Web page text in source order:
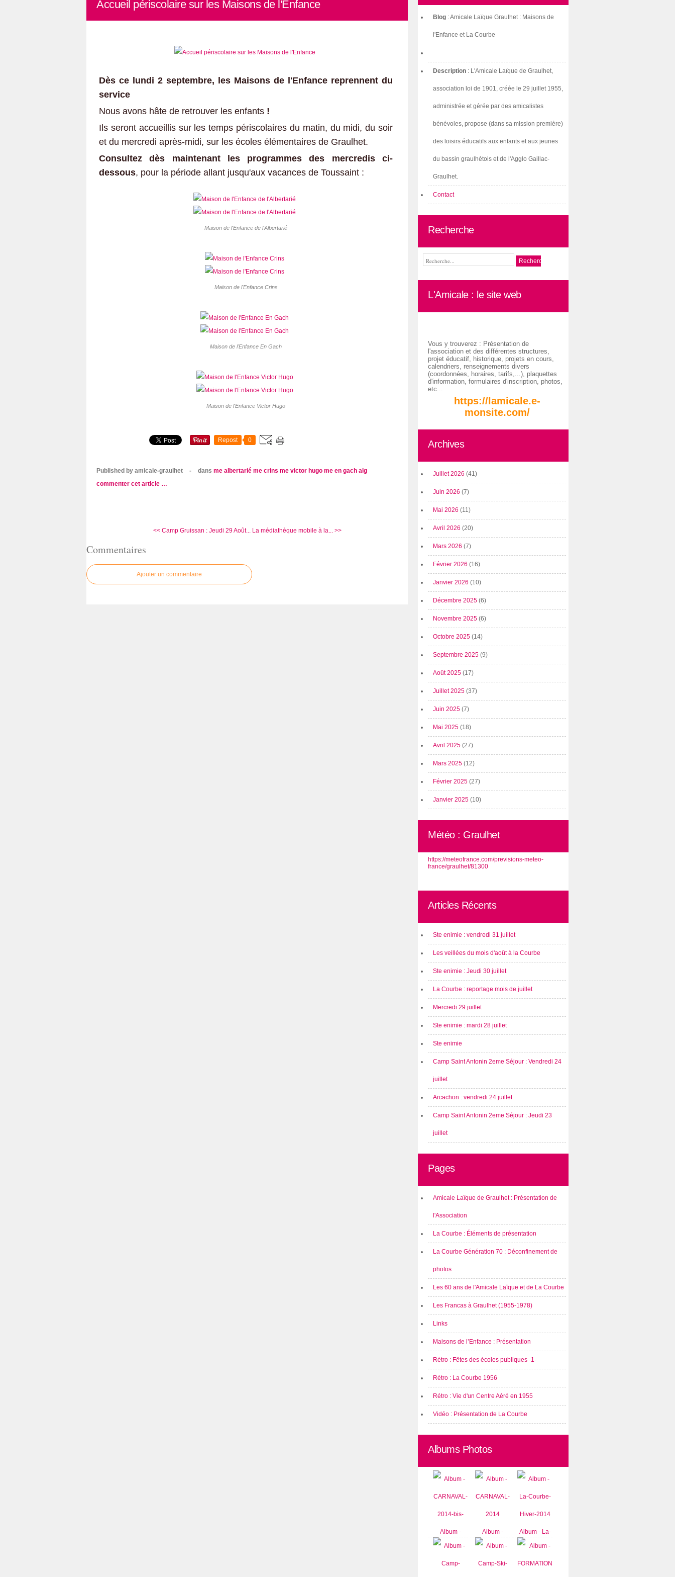
Accueil périscolaire sur les Maisons de l'Enfance
Dès ce lundi 2 septembre, les Maisons de l'Enfance reprennent du
service
Nous avons hâte de retrouver les enfants !
Ils seront accueillis sur les temps périscolaires du matin, du midi, du soir
et du mercredi après-midi, sur les écoles élémentaires de Graulhet.
Consultez dès maintenant les programmes des mercredis ci-
dessous, pour la période allant jusqu'aux vacances de Toussaint :
Maison de l'Enfance de l'Albertarié
Maison de l'Enfance Crins
Maison de l'Enfance En Gach
Maison de l'Enfance Victor Hugo
Repost 0
Published by amicale-graulhet - dans me albertarié me crins me victor hugo me en gach alg
commenter cet article …
<< Camp Gruissan : Jeudi 29 Août... La médiathèque mobile à la... >>
Commentaires
Ajouter un commentaire
Blog : Amicale Laïque Graulhet : Maisons de
l'Enfance et La Courbe
Description : L'Amicale Laïque de Graulhet,
association loi de 1901, créée le 29 juillet 1955,
administrée et gérée par des amicalistes
bénévoles, propose (dans sa mission première)
des loisirs éducatifs aux enfants et aux jeunes
du bassin graulhétois et de l'Agglo Gaillac-
Graulhet.
Contact
Recherche
L'Amicale : le site web
Vous y trouverez : Présentation de
l'association et des différentes structures,
projet éducatif, historique, projets en cours,
calendriers, renseignements divers
(coordonnées, horaires, tarifs,...), plaquettes
d'information, formulaires d'inscription, photos,
etc...
https://lamicale.e-
monsite.com/
Archives
Juillet 2026 (41)
Juin 2026 (7)
Mai 2026 (11)
Avril 2026 (20)
Mars 2026 (7)
Février 2026 (16)
Janvier 2026 (10)
Décembre 2025 (6)
Novembre 2025 (6)
Octobre 2025 (14)
Septembre 2025 (9)
Août 2025 (17)
Juillet 2025 (37)
Juin 2025 (7)
Mai 2025 (18)
Avril 2025 (27)
Mars 2025 (12)
Février 2025 (27)
Janvier 2025 (10)
Météo : Graulhet
https://meteofrance.com/previsions-meteo-
france/graulhet/81300
Articles Récents
Ste enimie : vendredi 31 juillet
Les veillées du mois d'août à la Courbe
Ste enimie : Jeudi 30 juillet
La Courbe : reportage mois de juillet
Mercredi 29 juillet
Ste enimie : mardi 28 juillet
Ste enimie
Camp Saint Antonin 2eme Séjour : Vendredi 24
juillet
Arcachon : vendredi 24 juillet
Camp Saint Antonin 2eme Séjour : Jeudi 23
juillet
Pages
Amicale Laïque de Graulhet : Présentation de
l'Association
La Courbe : Éléments de présentation
La Courbe Génération 70 : Déconfinement de
photos
Les 60 ans de l'Amicale Laïque et de La Courbe
Les Francas à Graulhet (1955-1978)
Links
Maisons de l’Enfance : Présentation
Rétro : Fêtes des écoles publiques -1-
Rétro : La Courbe 1956
Rétro : Vie d'un Centre Aéré en 1955
Vidéo : Présentation de La Courbe
Albums Photos
Album -
CARNAVAL-
2014-bis-
Album -
CARNAVAL-
2014
Album - La-
Courbe-
Hiver-2014